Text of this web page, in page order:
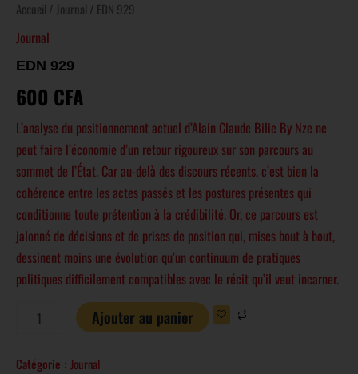
Accueil /Journal / EDN 929
Journal
EDN 929
600 CFA
L’analyse du positionnement actuel d’Alain Claude Bilie By Nze ne
peut faire l’économie d’un retour rigoureux sur son parcours au
sommet de l’État. Car au-delà des discours récents, c’est bien la
cohérence entre les actes passés et les postures présentes qui
conditionne toute prétention à la crédibilité. Or, ce parcours est
jalonné de décisions et de prises de position qui, mises bout à bout,
dessinent moins une évolution qu’un continuum de pratiques
politiques difficilement compatibles avec le récit qu’il veut incarner.
Ajouter au panier
Catégorie : Journal